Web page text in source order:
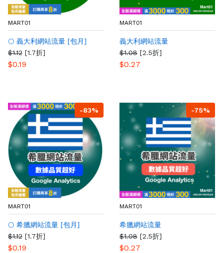
MART01
🌕 義大利網站流量 [包月]
$1.12 [1.7折]
$0.19
MART01
義大利網站流量
$1.08 [2.5折]
$0.27
-83%
MART01
🌕 希臘網站流量 [包月]
$1.12 [1.7折]
$0.19
-75%
MART01
希臘網站流量
$1.08 [2.5折]
$0.27